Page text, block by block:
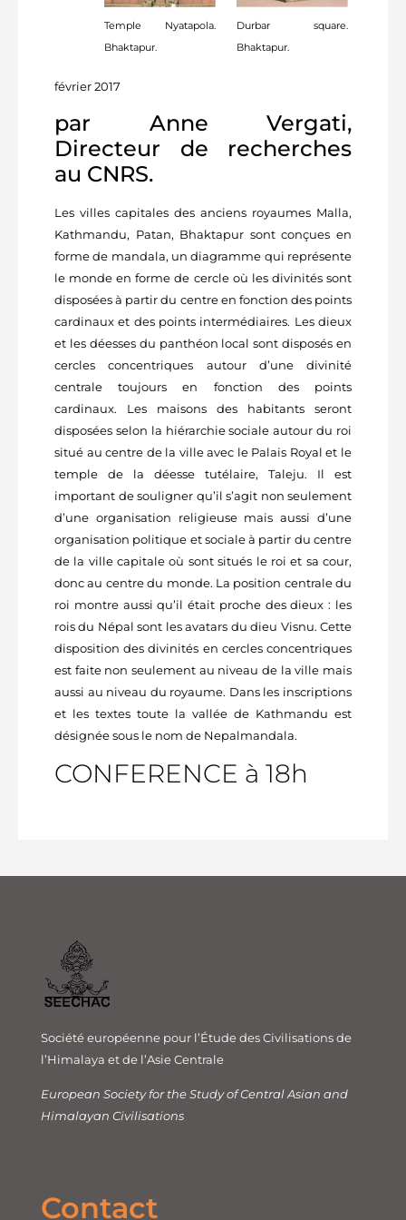
Durbar square.
Bhaktapur.
Temple Nyatapola.
Bhaktapur.
février 2017
par Anne Vergati,
Directeur de recherches
au CNRS.
Les villes capitales des anciens royaumes Malla,
Kathmandu, Patan, Bhaktapur sont conçues en
forme de mandala, un diagramme qui représente
le monde en forme de cercle où les divinités sont
disposées à partir du centre en fonction des points
cardinaux et des points intermédiaires. Les dieux
et les déesses du panthéon local sont disposés en
cercles concentriques autour d’une divinité
centrale toujours en fonction des points
cardinaux. Les maisons des habitants seront
disposées selon la hiérarchie sociale autour du roi
situé au centre de la ville avec le Palais Royal et le
temple de la déesse tutélaire, Taleju. Il est
important de souligner qu’il s’agit non seulement
d’une organisation religieuse mais aussi d’une
organisation politique et sociale à partir du centre
de la ville capitale où sont situés le roi et sa cour,
donc au centre du monde. La position centrale du
roi montre aussi qu’il était proche des dieux : les
rois du Népal sont les avatars du dieu Visnu. Cette
disposition des divinités en cercles concentriques
est faite non seulement au niveau de la ville mais
aussi au niveau du royaume. Dans les inscriptions
et les textes toute la vallée de Kathmandu est
désignée sous le nom de Nepalmandala.
CONFERENCE à 18h
Société européenne pour l’Étude des Civilisations de
l’Himalaya et de l’Asie Centrale
European Society for the Study of Central Asian and
Himalayan Civilisations
Contact